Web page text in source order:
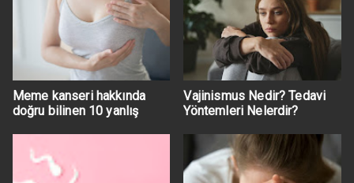
Meme kanseri hakkında
doğru bilinen 10 yanlış
Vajinismus Nedir? Tedavi
Yöntemleri Nelerdir?